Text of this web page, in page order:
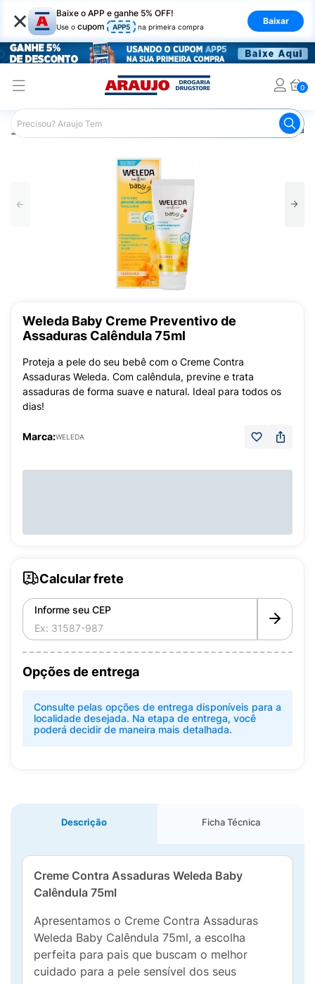
× Baixe o APP e ganhe 5% OFF!
Use o cupom APP5 na primeira compra
Baixar
0
Araujo Infantil Pomada para
Weleda Baby Creme Preventivo de
Assaduras Calêndula 75ml
Proteja a pele do seu bebê com o Creme Contra
Assaduras Weleda. Com calêndula, previne e trata
assaduras de forma suave e natural. Ideal para todos os
dias!
Marca:WELEDA
Calcular frete
Informe seu CEP
Opções de entrega
Consulte pelas opções de entrega disponíveis para a
localidade desejada. Na etapa de entrega, você
poderá decidir de maneira mais detalhada.
Descrição Ficha Técnica
Creme Contra Assaduras Weleda Baby
Calêndula 75ml
Apresentamos o Creme Contra Assaduras
Weleda Baby Calêndula 75ml, a escolha
perfeita para pais que buscam o melhor
cuidado para a pele sensível dos seus